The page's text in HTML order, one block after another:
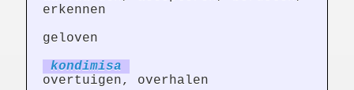
erkennen
geloven
kondimisa
overtuigen, overhalen